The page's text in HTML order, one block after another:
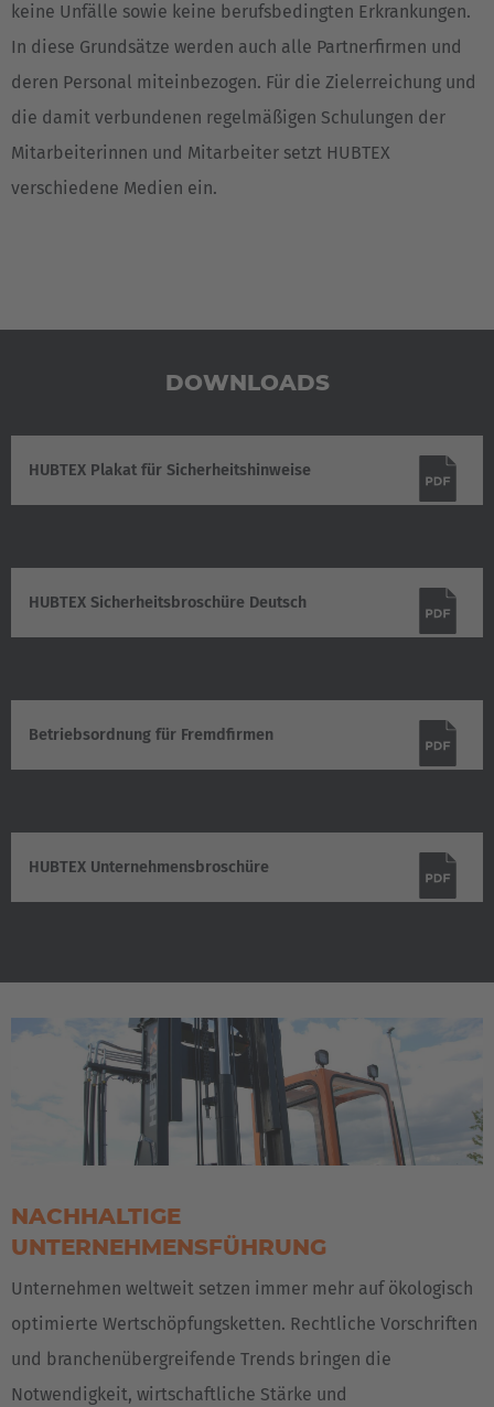
keine Unfälle sowie keine berufsbedingten Erkrankungen.
In diese Grundsätze werden auch alle Partnerfirmen und
deren Personal miteinbezogen. Für die Zielerreichung und
die damit verbundenen regelmäßigen Schulungen der
Mitarbeiterinnen und Mitarbeiter setzt HUBTEX
verschiedene Medien ein.
DOWNLOADS
HUBTEX Plakat für Sicherheitshinweise
HUBTEX Sicherheitsbroschüre Deutsch
Betriebsordnung für Fremdfirmen
HUBTEX Unternehmensbroschüre
NACHHALTIGE
UNTERNEHMENSFÜHRUNG
Unternehmen weltweit setzen immer mehr auf ökologisch
optimierte Wertschöpfungsketten. Rechtliche Vorschriften
und branchenübergreifende Trends bringen die
Notwendigkeit, wirtschaftliche Stärke und